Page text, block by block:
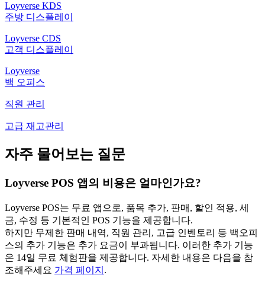
Loyverse KDS
주방 디스플레이
Loyverse CDS
고객 디스플레이
Loyverse
백 오피스
직원 관리
고급 재고관리
자주 물어보는 질문
Loyverse POS 앱의 비용은 얼마인가요?
Loyverse POS는 무료 앱으로, 품목 추가, 판매, 할인 적용, 세
금, 수정 등 기본적인 POS 기능을 제공합니다.
하지만 무제한 판매 내역, 직원 관리, 고급 인벤토리 등 백오피
스의 추가 기능은 추가 요금이 부과됩니다. 이러한 추가 기능
은 14일 무료 체험판을 제공합니다. 자세한 내용은 다음을 참
조해주세요 가격 페이지 .